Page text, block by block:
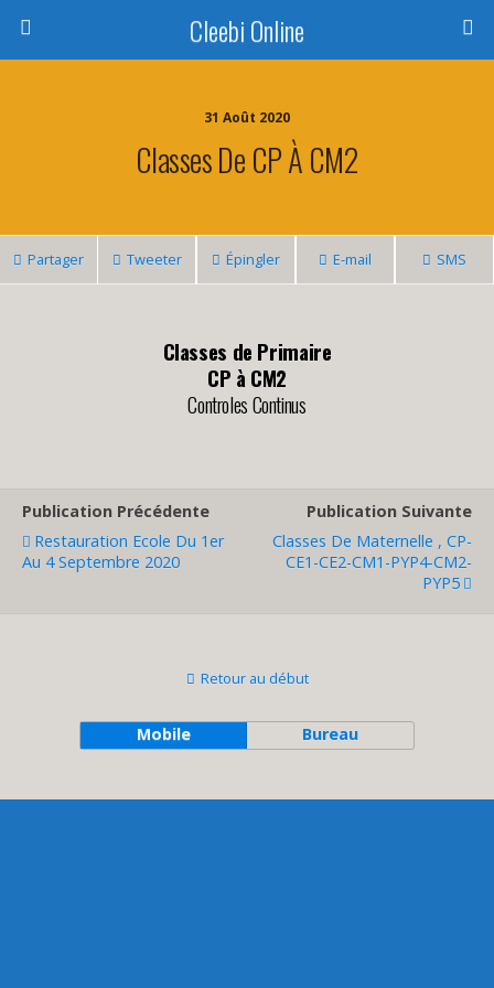
Cleebi Online
31 Août 2020
Classes De CP À CM2
Partager Tweeter Épingler E-mail SMS
Classes de Primaire
CP à CM2
Controles Continus
Publication Précédente
Restauration Ecole Du 1er
Au 4 Septembre 2020
Publication Suivante
Classes De Maternelle , CP-
CE1-CE2-CM1-PYP4-CM2-
PYP5
Retour au début
Mobile Bureau